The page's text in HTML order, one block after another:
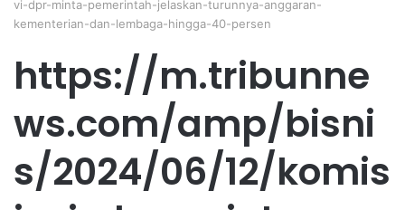
vi-dpr-minta-pemerintah-jelaskan-turunnya-anggaran-
kementerian-dan-lembaga-hingga-40-persen
https://m.tribunne
ws.com/amp/bisni
s/2024/06/12/komis